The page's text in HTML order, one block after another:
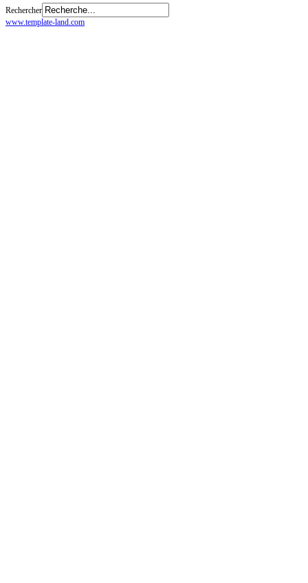
Rechercher
www.template-land.com